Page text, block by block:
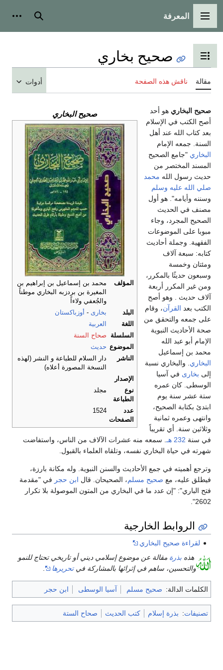
القائمة الرئيسية
المعرفة بحث
تبديل عرض جدول المحتويات
صحيح بخاري
مقالة ناقش هذه الصفحة أدوات
صحيح البخاري
المؤلف
محمد بن إسماعيل بن إبراهيم بن
المغيرة بن بردزبه البخاري موطناً
والجُعفي ولاءاً
البلد
بخارى - أوزباكستان
اللغة
العربية
السلسلة
صحاح السنة
الموضوع حديث
الناشر
دار السلام للطباعة و النشر (لهذه
النسخة المصورة أعلاه)
الإصدار
نوع
الطباعة
مجلد
عدد
الصفحات
1524
صحيح البخاري هو أحد
أصح الكتب في الإسلام
بعد كتاب الله عند أهل
السنة. جمعه الإمام
البخاري "جامع الصحيح
المسند المختصر من
حديث رسول الله محمد
صلي الله عليه وسلم
وسننه وأيامه". هو أول
مصنف في الحديث
الصحيح المجرد، وجاء
مبوبا على الموضوعات
الفقهية. وجملة أحاديث
كتابه: سبعة آلاف
ومئتان وخمسة
وسبعون حديثًا بالمكرر،
ومن غير المكرر أربعة
آلاف حديث . وهو أصح
الكتب بعد القرآن، وقام
على جمعه والتحقق من
صحة الأحاديث النبوية
الإمام أبو عبد الله
محمد بن إسماعيل
البخاري . والبخاري نسبة
إلى بخارى في آسيا
الوسطى. كان عمره
ستة عشر سنة يوم
ابتدئ بكتابة الصحيح،
وانتهى وعمره ثمانية
وثلاثين سنة. أي تقريباً
في سنة 232 هـ
. سمعه منه عشرات الآلاف من الناس، واستفاضت
شهرته في حياة البخاري نفسه، وتلقاه العلماء بالقبول.
وترجع أهميته في جمع الأحاديث والسنن النبوية. وله مكانة بارزة،
فيطلق عليه، مع صحيح مسلم، الصحيحان. قال ابن حجر في "مقدمة
فتح الباري": "إن عدد ما في البخاري من المتون الموصولة بلا تكرار
2602".
الروابط الخارجية
لقراءة صحيح البخاري
هذه بذرة مقالة عن موضوع إسلامي ديني أو تاريخي تحتاج للنمو
والتحسين، ساهم في إثرائها بالمشاركة فيتحريرها
الكلمات الدالة: صحيح مسلم آسيا الوسطى ابن حجر
تصنيفات: بذرة إسلام كتب الحديث صحاح الستة